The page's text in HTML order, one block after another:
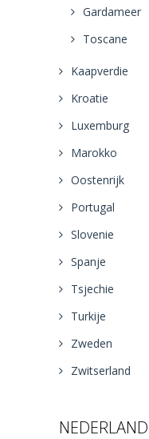
Gardameer
Toscane
Kaapverdie
Kroatie
Luxemburg
Marokko
Oostenrijk
Portugal
Slovenie
Spanje
Tsjechie
Turkije
Zweden
Zwitserland
NEDERLAND